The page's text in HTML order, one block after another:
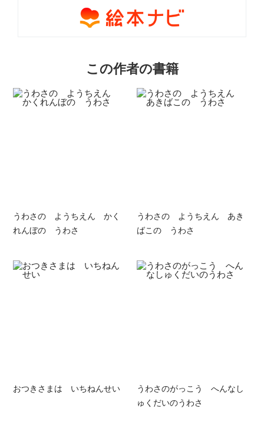
この作者の書籍
うわさの ようちえん かく
れんぼの うわさ
うわさの ようちえん あき
ばこの うわさ
おつきさまは いちねんせい
うわさのがっこう へんなし
ゅくだいのうわさ